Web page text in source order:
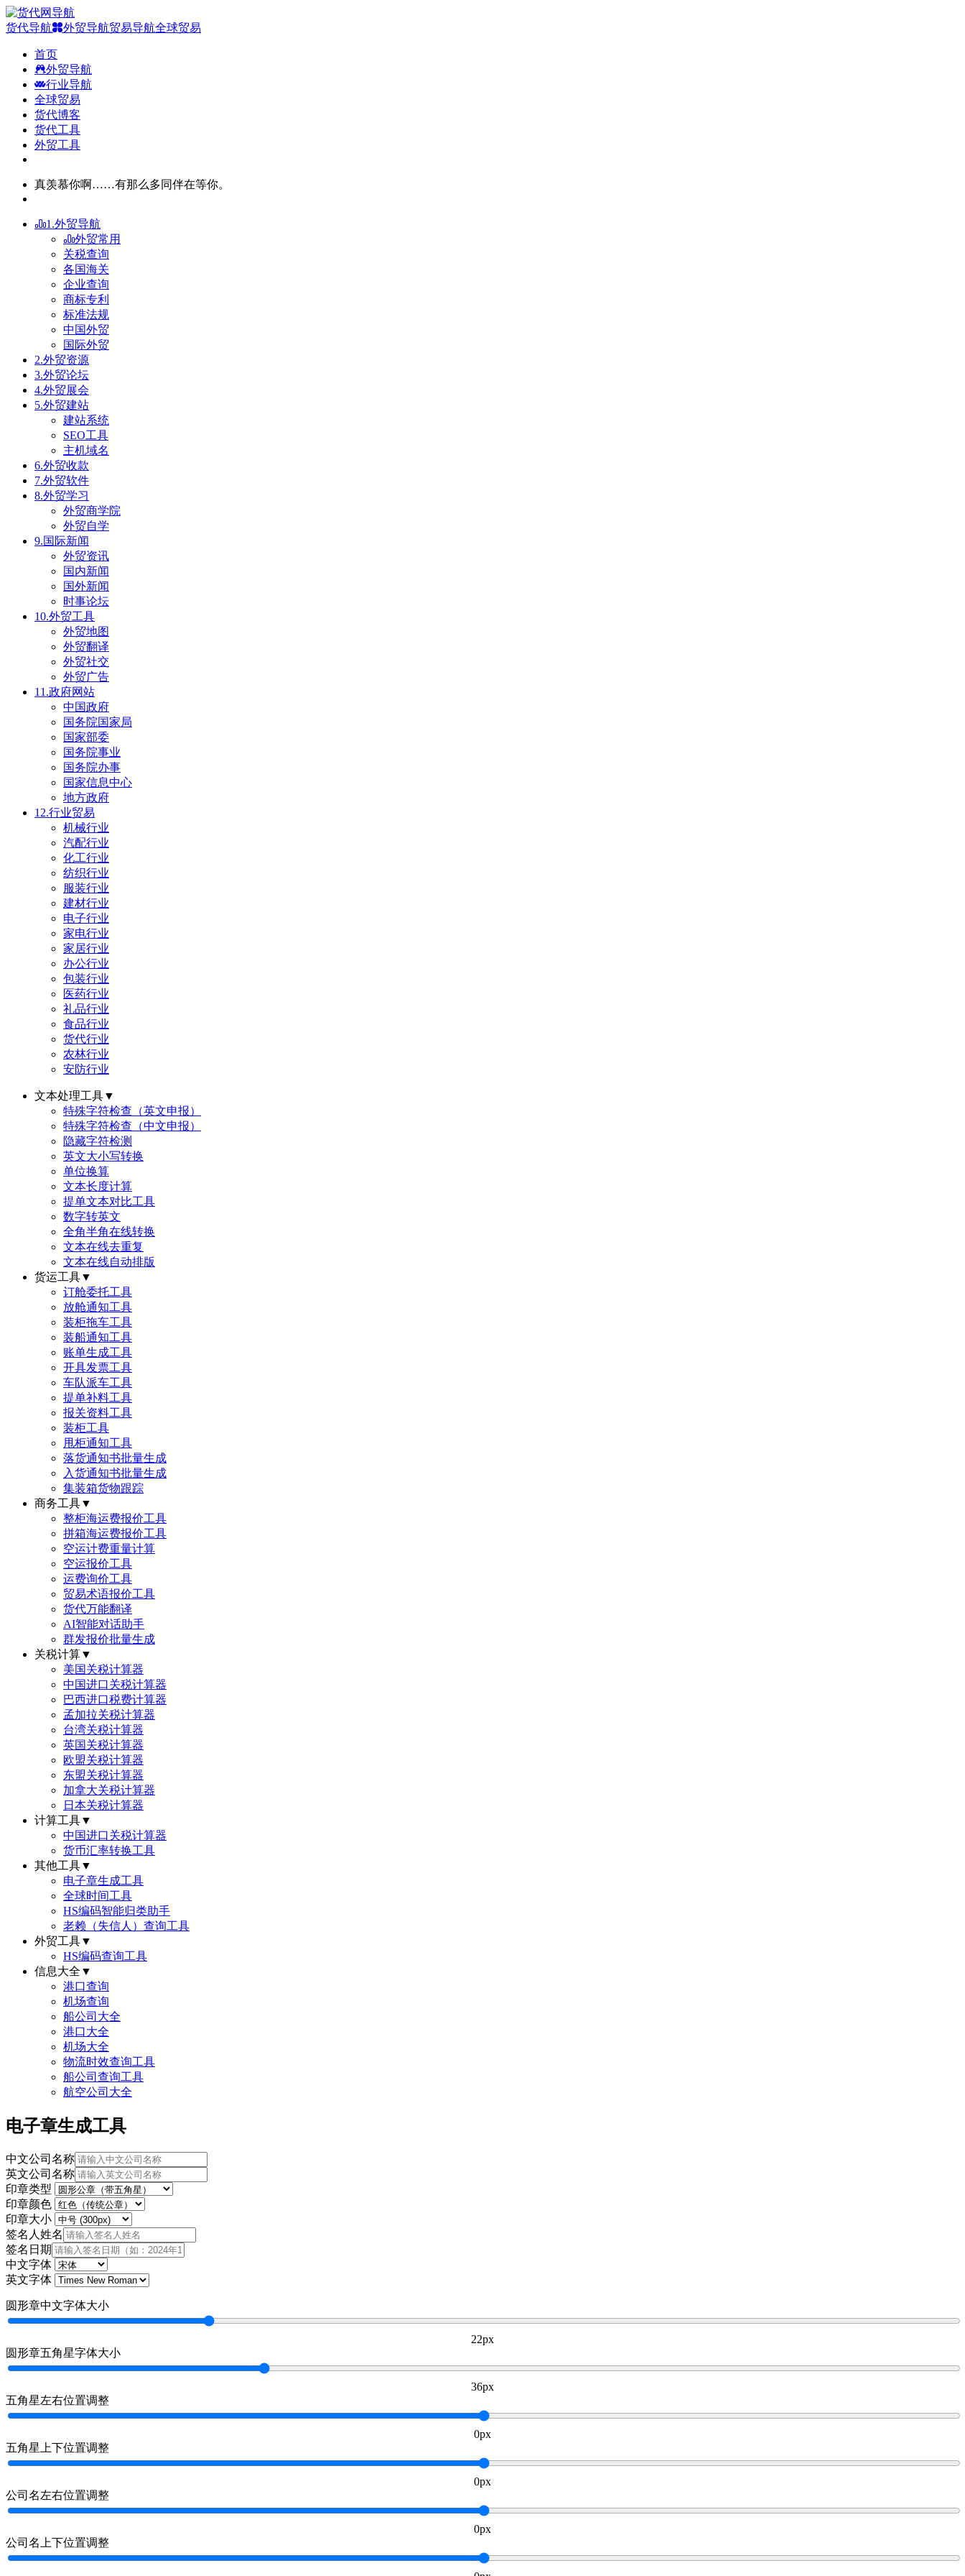
货代导航 外贸导航贸易导航全球贸易
首页
外贸导航
行业导航
全球贸易
货代博客
货代工具
外贸工具
真羡慕你啊……有那么多同伴在等你。
1.外贸导航
外贸常用
关税查询
各国海关
企业查询
商标专利
标准法规
中国外贸
国际外贸
2.外贸资源
3.外贸论坛
4.外贸展会
5.外贸建站
建站系统
SEO工具
主机域名
6.外贸收款
7.外贸软件
8.外贸学习
外贸商学院
外贸自学
9.国际新闻
外贸资讯
国内新闻
国外新闻
时事论坛
10.外贸工具
外贸地图
外贸翻译
外贸社交
外贸广告
11.政府网站
中国政府
国务院国家局
国家部委
国务院事业
国务院办事
国家信息中心
地方政府
12.行业贸易
机械行业
汽配行业
化工行业
纺织行业
服装行业
建材行业
电子行业
家电行业
家居行业
办公行业
包装行业
医药行业
礼品行业
食品行业
货代行业
农林行业
安防行业
文本处理工具▼
特殊字符检查（英文申报）
特殊字符检查（中文申报）
隐藏字符检测
英文大小写转换
单位换算
文本长度计算
提单文本对比工具
数字转英文
全角半角在线转换
文本在线去重复
文本在线自动排版
货运工具▼
订舱委托工具
放舱通知工具
装柜拖车工具
装船通知工具
账单生成工具
开具发票工具
车队派车工具
提单补料工具
报关资料工具
装柜工具
甩柜通知工具
落货通知书批量生成
入货通知书批量生成
集装箱货物跟踪
商务工具▼
整柜海运费报价工具
拼箱海运费报价工具
空运计费重量计算
空运报价工具
运费询价工具
贸易术语报价工具
货代万能翻译
AI智能对话助手
群发报价批量生成
关税计算▼
美国关税计算器
中国进口关税计算器
巴西进口税费计算器
孟加拉关税计算器
台湾关税计算器
英国关税计算器
欧盟关税计算器
东盟关税计算器
加拿大关税计算器
日本关税计算器
计算工具▼
中国进口关税计算器
货币汇率转换工具
其他工具▼
电子章生成工具
全球时间工具
HS编码智能归类助手
老赖（失信人）查询工具
外贸工具▼
HS编码查询工具
信息大全 ▼
港口查询
机场查询
船公司大全
港口大全
机场大全
物流时效查询工具
船公司查询工具
航空公司大全
电子章生成工具
中文公司名称
英文公司名称
印章类型
印章颜色
印章大小
签名人姓名
签名日期
中文字体
英文字体
圆形章中文字体大小
22px
圆形章五角星字体大小
36px
五角星左右位置调整
0px
五角星上下位置调整
0px
公司名左右位置调整
0px
公司名上下位置调整